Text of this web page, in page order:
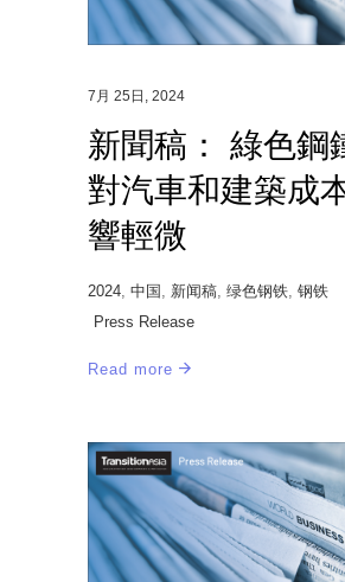
7月 25日, 2024
新聞稿： 綠色鋼
對汽車和建築成
響輕微
2024, 中国 , 新闻稿, 绿色钢铁, 钢铁
Press Release
Read more